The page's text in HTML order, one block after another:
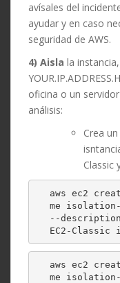
avísales del
ayudar y en caso
seguridad de AWS.
4) Aisla la
oficina o un
análisis:
Crea
Classic
aws ec2
me
--
EC2-Classic
aws ec2
me